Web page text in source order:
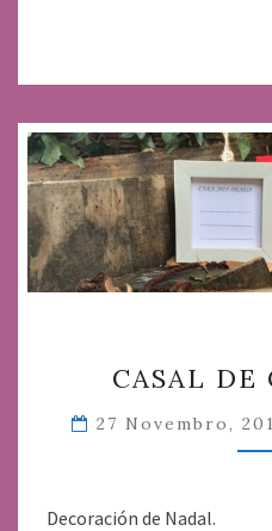
CASAL DE
27 Novembro,
Decoración de Nadal.